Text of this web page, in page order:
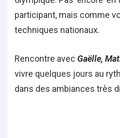
participant, mais comme
techniques nationaux.
Rencontre avec Gaëlle,
vivre quelques jours au
dans des ambiances très